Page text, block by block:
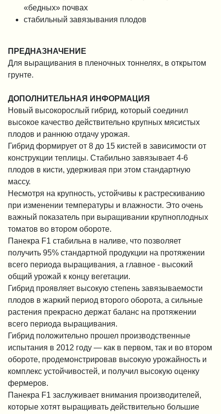
«бедных» почвах
стабильный завязывания плодов
ПРЕДНАЗНАЧЕНИЕ
Для выращивания в пленочных тоннелях, в открытом
грунте.
ДОПОЛНИТЕЛЬНАЯ ИНФОРМАЦИЯ
Новый высокорослый гибрид, который соединил
высокое качество действительно крупных мясистых
плодов и раннюю отдачу урожая.
Гибрид формирует от 8 до 15 кистей в зависимости от
конструкции теплицы. Стабильно завязывает 4-6
плодов в кисти, удерживая при этом стандартную
массу.
Несмотря на крупность, устойчивы к растрескиванию
при изменении температуры и влажности. Это очень
важный показатель при выращивании крупноплодных
томатов во втором обороте.
Панекра F1 стабильна в наливе, что позволяет
получить 95% стандартной продукции на протяжении
всего периода выращивания, а главное - высокий
общий урожай к концу вегетации.
Гибрид проявляет высокую степень завязываемости
плодов в жаркий период второго оборота, а сильные
растения прекрасно держат баланс на протяжении
всего периода выращивания.
Гибрид положительно прошел производственные
испытания в 2012 году — как в первом, так и во втором
обороте, продемонстрировав высокую урожайность и
комплекс устойчивостей, и получил высокую оценку
фермеров.
Панекра F1 заслуживает внимания производителей,
которые хотят выращивать действительно большие